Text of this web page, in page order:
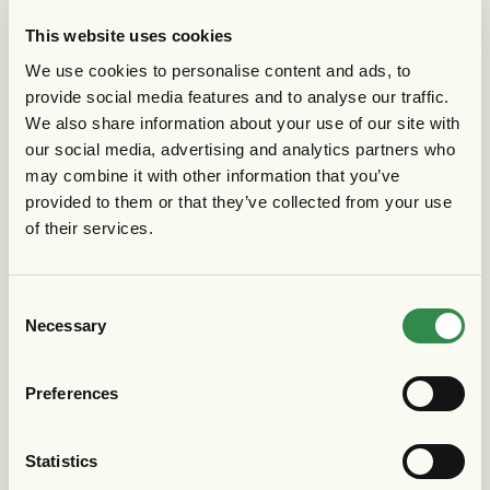
This website uses cookies
We use cookies to personalise content and ads, to
provide social media features and to analyse our traffic.
We also share information about your use of our site with
our social media, advertising and analytics partners who
may combine it with other information that you’ve
provided to them or that they’ve collected from your use
of their services.
Selection
Necessary
Preferences
Statistics
Akademichef
Sebastian Lindström
sebastian.lindstrom@gais.se0739-953966
Ungdomsansvarig & utvecklingschef
Erik Rydén
Övergångsansvariga
sabina.berggren@gais.se